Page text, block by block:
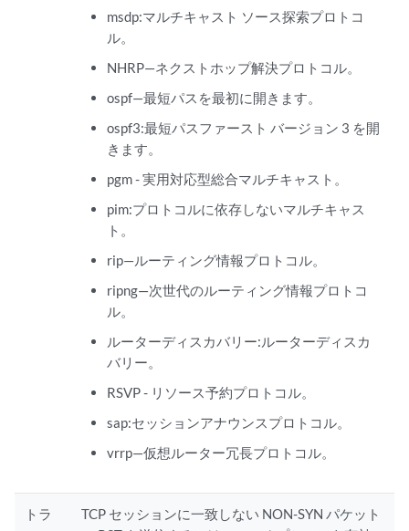
msdp:マルチキャスト ソース探索プロトコ
ル。
NHRP—ネクストホップ解決プロトコル。
ospf—最短パスを最初に開きます。
ospf3:最短パスファースト バージョン 3 を開
きます。
pgm - 実用対応型総合マルチキャスト。
pim:プロトコルに依存しないマルチキャス
ト。
rip—ルーティング情報プロトコル。
ripng—次世代のルーティング情報プロトコ
ル。
ルーターディスカバリー:ルーターディスカ
バリー。
RSVP - リソース予約プロトコル。
sap:セッションアナウンスプロトコル。
vrrp—仮想ルーター冗長プロトコル。
トラ
TCP セッションに一致しない NON-SYN パケット